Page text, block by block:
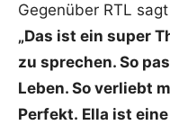
Gegenüber RTL
„Das ist ein super
zu sprechen. So
Leben. So verliebt
Perfekt. Ella ist